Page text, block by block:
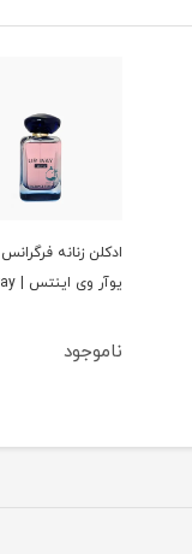
ادكلن زنانه
يوآر وى اينتس | ur way
ناموجود